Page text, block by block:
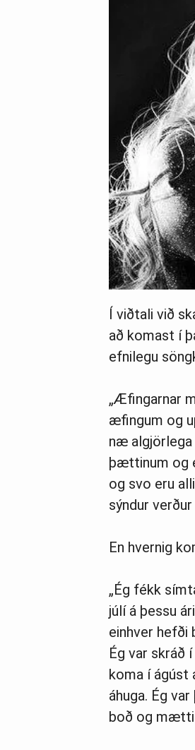
Í viðtali við
að komast í
efnilegu
„Æfingarnar
æfingum og
næ algjörlega
þættinum og
og svo eru
sýndur
En hvernig
„Ég fékk
júlí á þessu
einhver hefði
Ég var
koma í ágúst
áhuga. Ég
boð og mætti